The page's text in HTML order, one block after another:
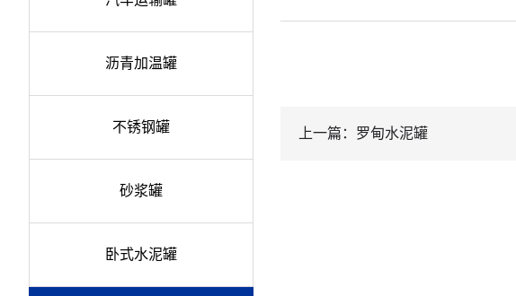
沥青加温罐
不锈钢罐
砂浆罐
卧式水泥罐
上一篇：罗甸水泥罐